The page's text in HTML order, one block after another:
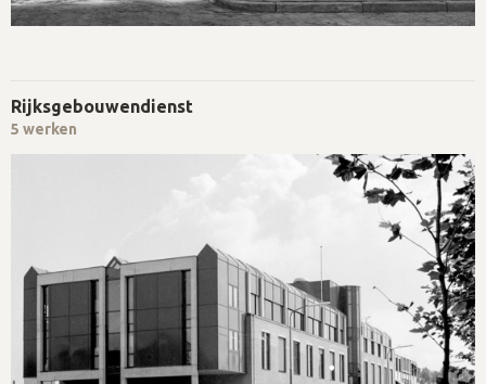
Rijksgebouwendienst
5 werken